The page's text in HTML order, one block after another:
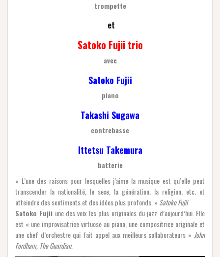
trompette
et
Satoko Fujii trio
avec
Satoko Fujii
piano
Takashi Sugawa
contrebasse
Ittetsu Takemura
batterie
« L’une des raisons pour lesquelles j’aime la musique est qu’elle peut
transcender la nationalité, le sexe, la génération, la religion, etc. et
atteindre des sentiments et des idées plus profonds. » Satoko Fujii
Satoko Fujii une des voix les plus originales du jazz d’aujourd’hui. Elle
est « une improvisatrice virtuose au piano, une compositrice originale et
une chef d’orchestre qui fait appel aux meilleurs collaborateurs » John
Fordham, The Guardian.